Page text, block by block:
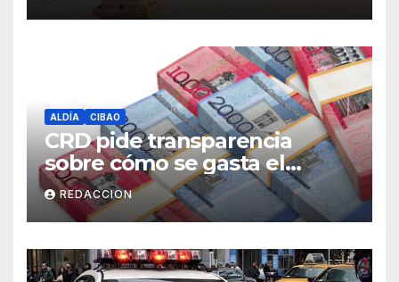
ALDÍA CIBAO
CRD pide transparencia
sobre cómo se gasta el
dinero del Seguro Familiar de
Salud
REDACCION